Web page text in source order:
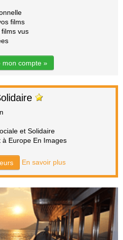
films
vus
mon compte »
et Solidaire
Europe En Images
En savoir plus